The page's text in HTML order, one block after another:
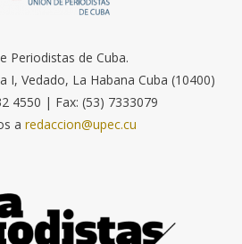
Periodistas de Cuba.
I, Vedado, La Habana Cuba (10400)
4550 | Fax: (53) 7333079
a redaccion@upec.cu